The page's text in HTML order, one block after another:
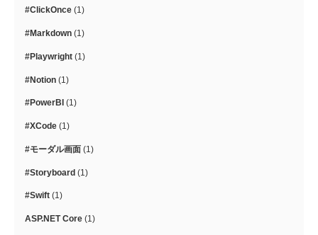
#ClickOnce (1)
#Markdown (1)
#Playwright (1)
#Notion (1)
#PowerBI (1)
#XCode (1)
#モーダル画面 (1)
#Storyboard (1)
#Swift (1)
ASP.NET Core (1)